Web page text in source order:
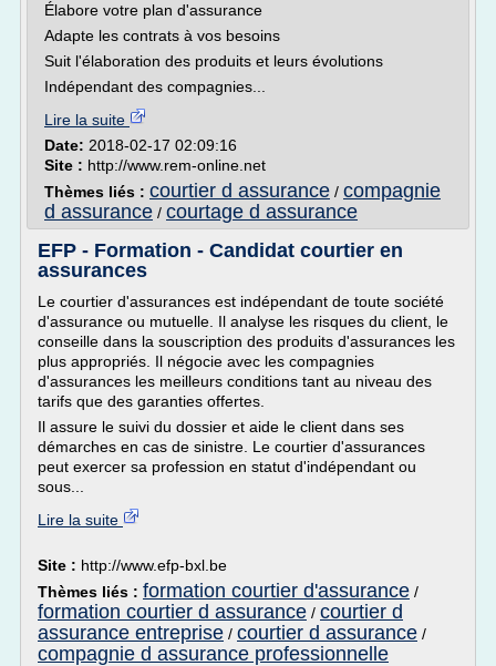
Élabore votre plan d'assurance
Adapte les contrats à vos besoins
Suit l'élaboration des produits et leurs évolutions
Indépendant des compagnies...
Lire la suite
Date: 2018-02-17 02:09:16
Site : http://www.rem-online.net
Thèmes liés : courtier d assurance / compagnie
d assurance / courtage d assurance
EFP - Formation - Candidat courtier en
assurances
Le courtier d'assurances est indépendant de toute société
d'assurance ou mutuelle. Il analyse les risques du client, le
conseille dans la souscription des produits d'assurances les
plus appropriés. Il négocie avec les compagnies
d'assurances les meilleurs conditions tant au niveau des
tarifs que des garanties offertes.
Il assure le suivi du dossier et aide le client dans ses
démarches en cas de sinistre. Le courtier d'assurances
peut exercer sa profession en statut d'indépendant ou
sous...
Lire la suite
Site : http://www.efp-bxl.be
Thèmes liés : formation courtier d'assurance /
formation courtier d assurance / courtier d
assurance entreprise / courtier d assurance /
compagnie d assurance professionnelle